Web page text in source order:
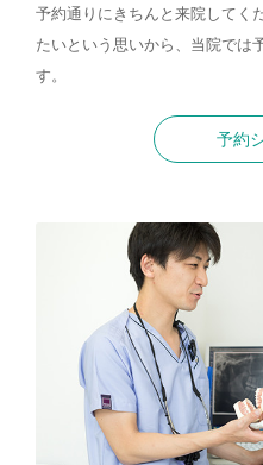
予約通りにきちんと来院してく
たいという思いから、当院では
す。
予約